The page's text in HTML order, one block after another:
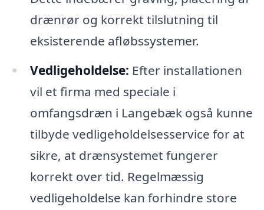
drænrør og korrekt tilslutning til
eksisterende afløbssystemer.
Vedligeholdelse: Efter installationen
vil et firma med speciale i
omfangsdræn i Langebæk også kunne
tilbyde vedligeholdelsesservice for at
sikre, at drænsystemet fungerer
korrekt over tid. Regelmæssig
vedligeholdelse kan forhindre store